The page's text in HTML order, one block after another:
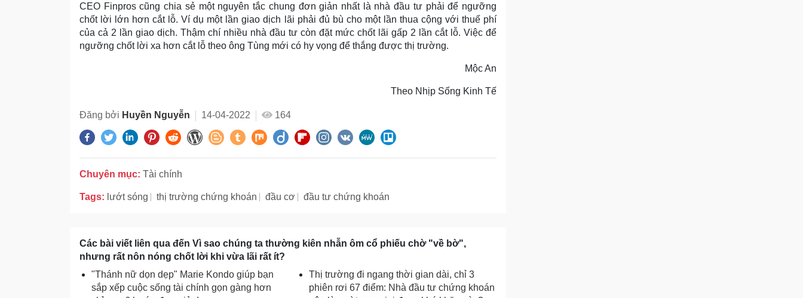
CEO Finpros cũng chia sẻ một nguyên tắc chung đơn giản nhất là nhà đầu tư phải để ngưỡng
chốt lời lớn hơn cắt lỗ. Ví dụ một lần giao dịch lãi phải đủ bù cho một lần thua cộng với thuế phí
của cả 2 lần giao dịch. Thậm chí nhiều nhà đầu tư còn đặt mức chốt lãi gấp 2 lần cắt lỗ. Việc để
ngưỡng chốt lời xa hơn cắt lỗ theo ông Tùng mới có hy vọng để thắng được thị trường.
Mộc An
Theo Nhịp Sống Kinh Tế
Đăng bởi Huyền Nguyễn 14-04-2022 164
Chuyên mục: Tài chính
Tags: lướt sóng thị trường chứng khoán đầu cơ đầu tư chứng khoán
Các bài viết liên qua đến Vì sao chúng ta thường kiên nhẫn ôm cổ phiếu chờ "về bờ",
nhưng rất nôn nóng chốt lời khi vừa lãi rất ít?
"Thánh nữ dọn dẹp" Marie Kondo giúp bạn
sắp xếp cuộc sống tài chính gọn gàng hơn
Thị trường đi ngang thời gian dài, chỉ 3
phiên rơi 67 điểm: Nhà đầu tư chứng khoán